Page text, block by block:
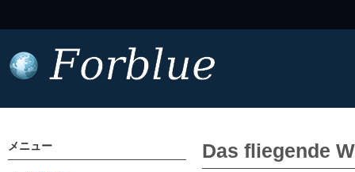
Das fliegende
メニュー